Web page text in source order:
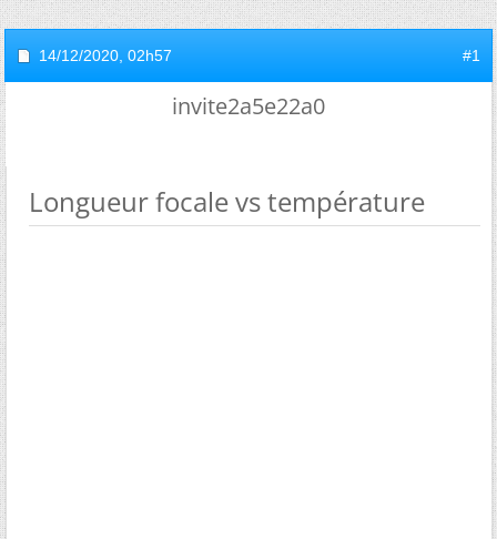
14/12/2020, 02h57 #1
invite2a5e22a0
Longueur focale vs température